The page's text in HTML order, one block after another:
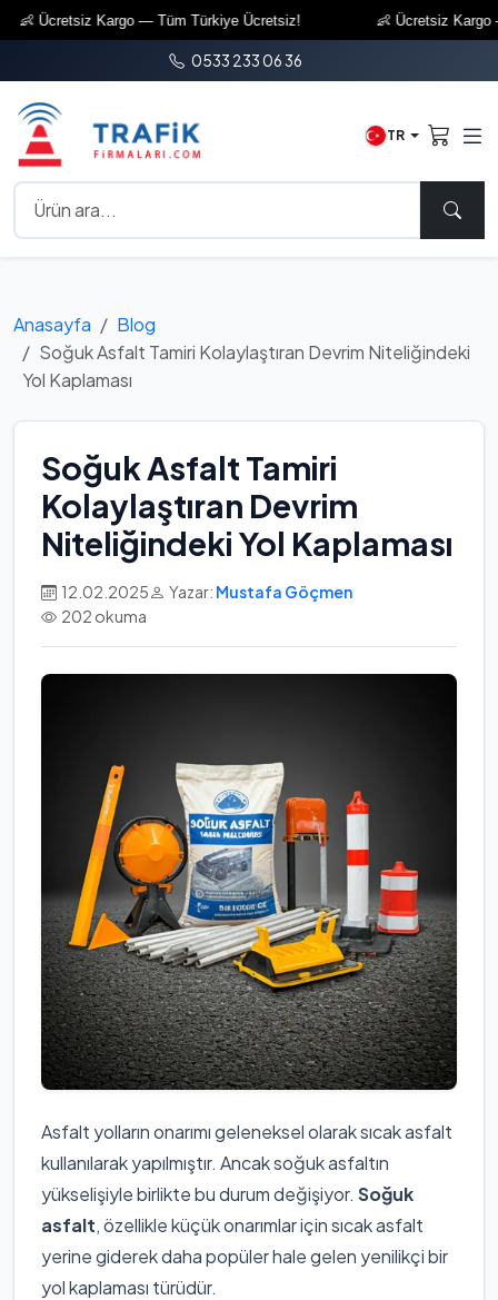
Ücretsiz Kargo — Tüm Türkiye Ücretsiz! 👶 Ücretsiz Kargo —
0533 233 06 36
TR
Anasayfa
Blog
Soğuk Asfalt Tamiri Kolaylaştıran Devrim Niteliğindeki
Yol Kaplaması
Soğuk Asfalt Tamiri
Kolaylaştıran Devrim
Niteliğindeki Yol Kaplaması
12.02.2025 Yazar: Mustafa Göçmen
202 okuma
Asfalt yolların onarımı geleneksel olarak sıcak asfalt
kullanılarak yapılmıştır. Ancak soğuk asfaltın
yükselişiyle birlikte bu durum değişiyor. Soğuk
asfalt, özellikle küçük onarımlar için sıcak asfalt
yerine giderek daha popüler hale gelen yenilikçi bir
yol kaplaması türüdür.